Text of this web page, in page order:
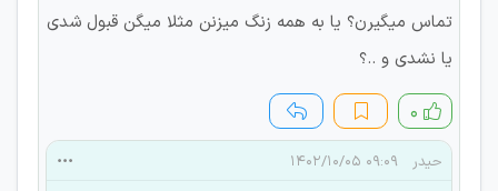
تماس میگیرن؟ یا به همه زنگ میزنن مثلا میگن قبول شدی
یا نشدی و ..؟
۰
حیدر ۰۹:۰۹ ۱۴۰۲/۱۰/۰۵